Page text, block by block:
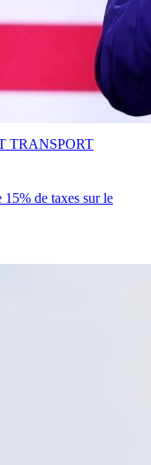
15% de taxes sur le
TRANSPORT